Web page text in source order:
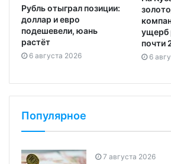
Рубль отыграл позиции:
доллар и евро
подешевели, юань
растёт
6 августа 2026
ущерб
почти
6
Популярное
7 августа 2026